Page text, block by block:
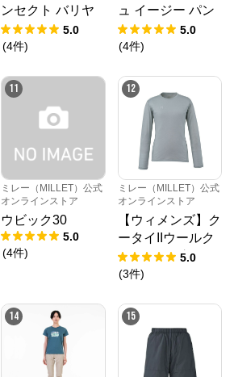
ンセクト バリヤ
ー チェックシャ
ツ ロングスリー
5.0
(4件)
ュ イージー パン
ツ II
5.0
(4件)
11
ミレー（MILLET）公式
オンラインストア
ウビック30
5.0
(4件)
12
ミレー（MILLET）公式
オンラインストア
【ウィメンズ】ク
ータイIIウールク
ルー ロングスリ
ーブ
5.0
(3件)
14 15